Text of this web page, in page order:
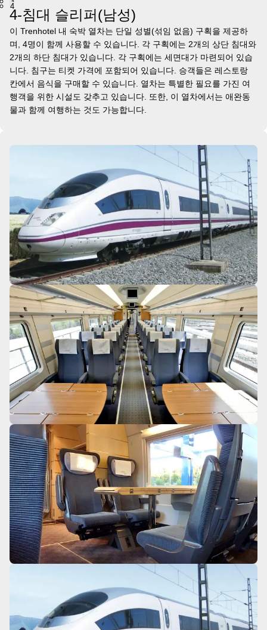
4
4-침대 슬리퍼(남성)
이 Trenhotel 내 숙박 열차는 단일 성별(섞임 없음) 구획을 제공하
며, 4명이 함께 사용할 수 있습니다. 각 구획에는 2개의 상단 침대와
2개의 하단 침대가 있습니다. 각 구획에는 세면대가 마련되어 있습
니다. 침구는 티켓 가격에 포함되어 있습니다. 승객들은 레스토랑
칸에서 음식을 구매할 수 있습니다. 열차는 특별한 필요를 가진 여
행객을 위한 시설도 갖추고 있습니다. 또한, 이 열차에서는 애완동
물과 함께 여행하는 것도 가능합니다.